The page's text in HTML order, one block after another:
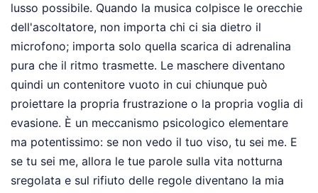
lusso possibile. Quando la musica colpisce le orecchie
dell'ascoltatore, non importa chi ci sia dietro il
microfono; importa solo quella scarica di adrenalina
pura che il ritmo trasmette. Le maschere diventano
quindi un contenitore vuoto in cui chiunque può
proiettare la propria frustrazione o la propria voglia di
evasione. È un meccanismo psicologico elementare
ma potentissimo: se non vedo il tuo viso, tu sei me. E
se tu sei me, allora le tue parole sulla vita notturna
sregolata e sul rifiuto delle regole diventano la mia